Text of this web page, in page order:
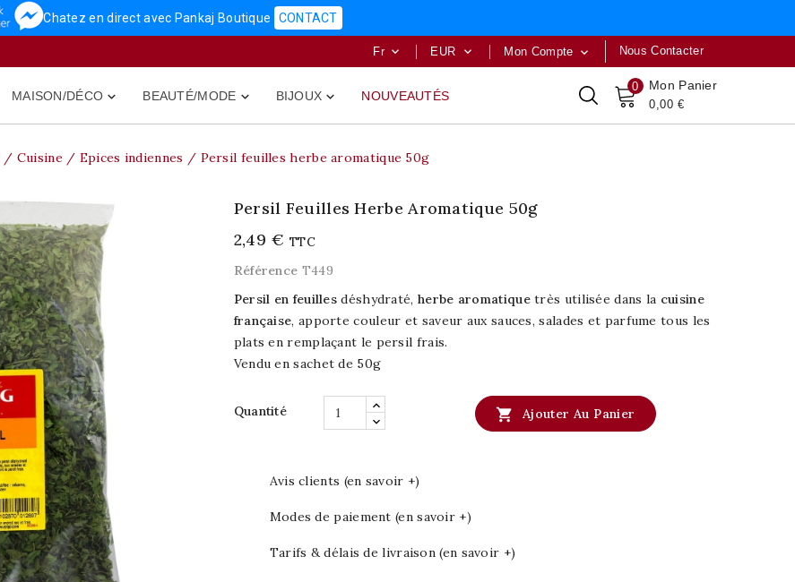
Chatez en direct avec Pankaj Boutique CONTACT
Nous Contacter
Mon Compte 
EUR 
Fr 
0 Mon Panier
0,00 €

MAISON/DÉCO 
BEAUTÉ/MODE 
BIJOUX NOUVEAUTÉS
Cuisine Epices indiennes Persil feuilles herbe aromatique 50g
Persil Feuilles Herbe Aromatique 50g
2,49 € TTC
Référence T449
Persil en feuilles déshydraté, herbe aromatiquetrès utilisée dans la cuisine
française, apporte couleur et saveur aux sauces, salades et parfume tous les
plats en remplaçant le persil frais.
Vendu en sachet de 50g
Quantité  Ajouter Au Panier
Avis clients (en savoir +)
Modes de paiement (en savoir +)
Tarifs & délais de livraison (en savoir +)